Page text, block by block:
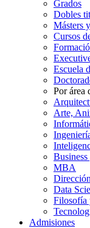
Grados
Dobles
Másters
Cursos
Escuela
Por área
Arte,
MBA
Data
Filosofía
Admisiones